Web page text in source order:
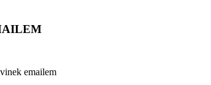
emailem